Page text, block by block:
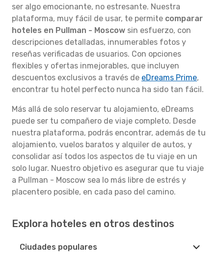
ser algo emocionante, no estresante. Nuestra
plataforma, muy fácil de usar, te permite comparar
hoteles en Pullman - Moscow sin esfuerzo, con
descripciones detalladas, innumerables fotos y
reseñas verificadas de usuarios. Con opciones
flexibles y ofertas inmejorables, que incluyen
descuentos exclusivos a través de eDreams Prime,
encontrar tu hotel perfecto nunca ha sido tan fácil.
Más allá de solo reservar tu alojamiento, eDreams
puede ser tu compañero de viaje completo. Desde
nuestra plataforma, podrás encontrar, además de tu
alojamiento, vuelos baratos y alquiler de autos, y
consolidar así todos los aspectos de tu viaje en un
solo lugar. Nuestro objetivo es asegurar que tu viaje
a Pullman - Moscow sea lo más libre de estrés y
placentero posible, en cada paso del camino.
Explora hoteles en otros destinos
Ciudades populares